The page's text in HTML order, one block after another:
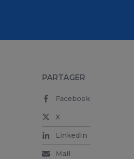
PARTAGER
Facebook
X
LinkedIn
Mail